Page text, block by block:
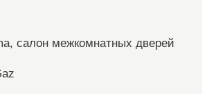
салон межкомнатных дверей